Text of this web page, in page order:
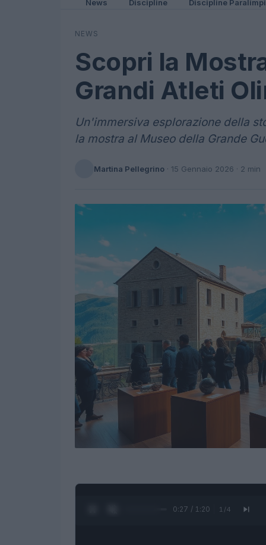
News Discipline Discipline
NEWS
Scopri la
Grandi Atleti
Un'immersiva esplorazione della
la mostra al Museo della Grande
Martina Pellegrino · 15 Gennaio 2026 · 2 min
0:28 / 1:20 1 /4